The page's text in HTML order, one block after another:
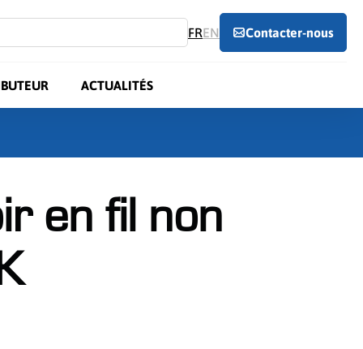
FREN Contacter-nous
ACTUALITÉS
en fil non